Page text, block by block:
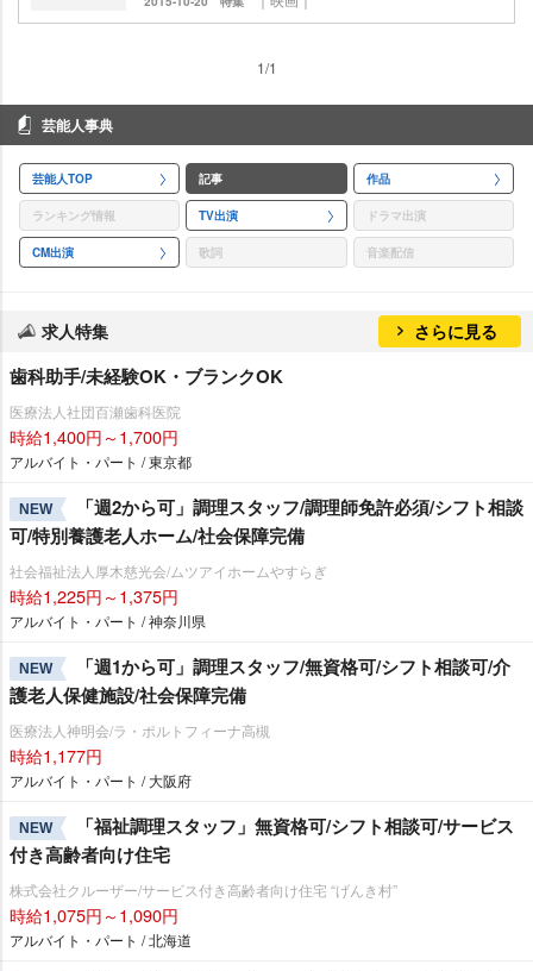
1/1
芸能人事典
芸能人TOP 記事 作品
ランキング情報 TV出演 ドラマ出演
CM出演 歌詞 音楽配信
求人特集 さらに見る
歯科助手/未経験OK・ブランクOK
医療法人社団百瀬歯科医院
時給1,400円～1,700円
アルバイト・パート / 東京都
NEW
「週2から可」調理スタッフ/調理師免許必須/シフト相談
可/特別養護老人ホーム/社会保障完備
社会福祉法人厚木慈光会/ムツアイホームやすらぎ
時給1,225円～1,375円
アルバイト・パート / 神奈川県
NEW
「週1から可」調理スタッフ/無資格可/シフト相談可/介
護老人保健施設/社会保障完備
医療法人神明会/ラ・ポルトフィーナ高槻
時給1,177円
アルバイト・パート / 大阪府
NEW
「福祉調理スタッフ」無資格可/シフト相談可/サービス
付き高齢者向け住宅
株式会社クルーザー/サービス付き高齢者向け住宅 “げんき村”
時給1,075円～1,090円
アルバイト・パート / 北海道